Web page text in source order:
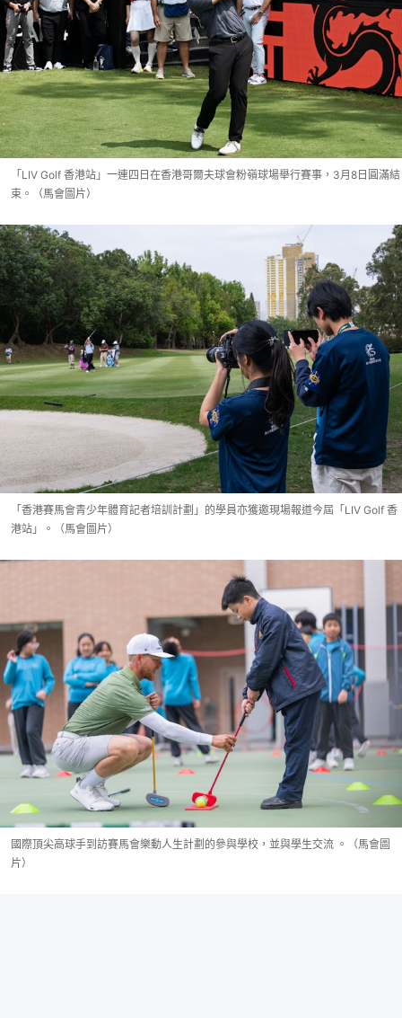
「LIV Golf 香港站」一連四日在香港哥爾夫球會粉嶺球場舉行賽事，3月8日圓滿結
束。（馬會圖片）
「香港賽馬會青少年體育記者培訓計劃」的學員亦獲邀現場報道今屆「LIV Golf 香
港站」。（馬會圖片）
國際頂尖高球手到訪賽馬會樂動人生計劃的參與學校，並與學生交流 。（馬會圖
片）